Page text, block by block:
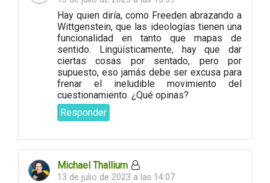
Hay quien diría, como Freeden abrazando a
Wittgenstein, que las ideologías tienen una
funcionalidad en tanto que mapas de
sentido. Lingüísticamente, hay que dar
ciertas cosas por sentado, pero por
supuesto, eso jamás debe ser excusa para
frenar el ineludible movimiento del
cuestionamiento. ¿Qué opinas?
Responder
Michael Thallium
13 de julio de 2023 a las 14:07